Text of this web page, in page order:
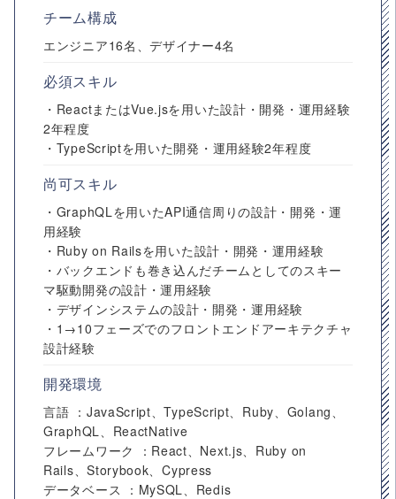
チーム構成
エンジニア16名、デザイナー4名
必須スキル
・ReactまたはVue.jsを用いた設計・開発・運用経験
2年程度
・TypeScriptを用いた開発・運用経験2年程度
尚可スキル
・GraphQLを用いたAPI通信周りの設計・開発・運
用経験
・Ruby on Railsを用いた設計・開発・運用経験
・バックエンドも巻き込んだチームとしてのスキー
マ駆動開発の設計・運用経験
・デザインシステムの設計・開発・運用経験
・1→10フェーズでのフロントエンドアーキテクチャ
設計経験
開発環境
言語 ：JavaScript、TypeScript、Ruby、Golang、
GraphQL、ReactNative
フレームワーク ：React、Next.js、Ruby on
Rails、Storybook、Cypress
データベース ：MySQL、Redis